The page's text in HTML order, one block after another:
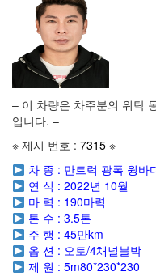
– 이 차량은 차주분의 위탁
입니다. –
※ 제시 번호 : 7315 ※
차 종 : 만트럭 광폭 윙바
연 식 : 2022년 10월
마 력 : 190마력
톤 수 : 3.5톤
주 행 : 45만km
옵 션 : 오토/4채널블박
제 원 : 5m80*230*230